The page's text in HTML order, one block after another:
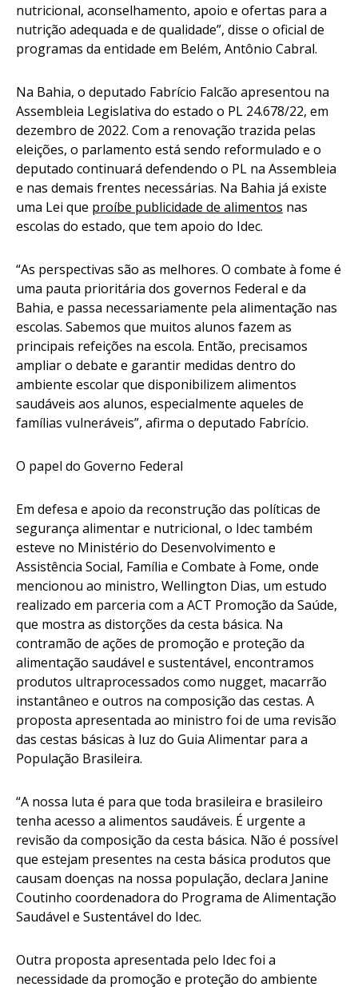
nutricional, aconselhamento, apoio e ofertas para a
nutrição adequada e de qualidade”, disse o oficial de
programas da entidade em Belém, Antônio Cabral.
Na Bahia, o deputado Fabrício Falcão apresentou na
Assembleia Legislativa do estado o PL 24.678/22, em
dezembro de 2022. Com a renovação trazida pelas
eleições, o parlamento está sendo reformulado e o
deputado continuará defendendo o PL na Assembleia
e nas demais frentes necessárias. Na Bahia já existe
uma Lei que proíbe publicidade de alimentos nas
escolas do estado, que tem apoio do Idec.
“As perspectivas são as melhores. O combate à fome é
uma pauta prioritária dos governos Federal e da
Bahia, e passa necessariamente pela alimentação nas
escolas. Sabemos que muitos alunos fazem as
principais refeições na escola. Então, precisamos
ampliar o debate e garantir medidas dentro do
ambiente escolar que disponibilizem alimentos
saudáveis aos alunos, especialmente aqueles de
famílias vulneráveis”, afirma o deputado Fabrício.
O papel do Governo Federal
Em defesa e apoio da reconstrução das políticas de
segurança alimentar e nutricional, o Idec também
esteve no Ministério do Desenvolvimento e
Assistência Social, Família e Combate à Fome, onde
mencionou ao ministro, Wellington Dias, um estudo
realizado em parceria com a ACT Promoção da Saúde,
que mostra as distorções da cesta básica. Na
contramão de ações de promoção e proteção da
alimentação saudável e sustentável, encontramos
produtos ultraprocessados como nugget, macarrão
instantâneo e outros na composição das cestas. A
proposta apresentada ao ministro foi de uma revisão
das cestas básicas à luz do Guia Alimentar para a
População Brasileira.
“A nossa luta é para que toda brasileira e brasileiro
tenha acesso a alimentos saudáveis. É urgente a
revisão da composição da cesta básica. Não é possível
que estejam presentes na cesta básica produtos que
causam doenças na nossa população, declara Janine
Coutinho coordenadora do Programa de Alimentação
Saudável e Sustentável do Idec.
Outra proposta apresentada pelo Idec foi a
necessidade da promoção e proteção do ambiente